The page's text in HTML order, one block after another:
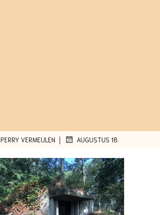
PERRY VERMEULEN | AUGUSTUS 18